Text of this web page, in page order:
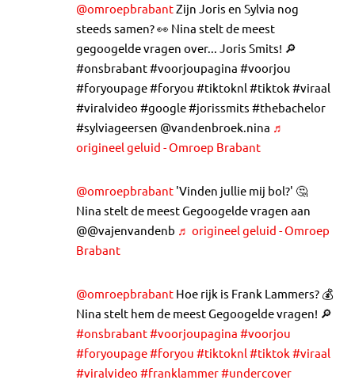
@omroepbrabantZijn Joris en Sylvia nog
steeds samen? 👀 Nina stelt de meest
gegoogelde vragen over... Joris Smits! 🔎
#onsbrabant #voorjoupagina #voorjou
#foryoupage #foryou #tiktoknl #tiktok #viraal
#viralvideo #google #jorissmits #thebachelor
#sylviageersen @vandenbroek.nina ♬
origineel geluid - Omroep Brabant
@omroepbrabant 'Vinden jullie mij bol?' 🤔
Nina stelt de meest Gegoogelde vragen aan
@@vajenvandenb ♬ origineel geluid - Omroep
Brabant
@omroepbrabant Hoe rijk is Frank Lammers? 💰
Nina stelt hem de meest Gegoogelde vragen! 🔎
#onsbrabant#voorjoupagina #voorjou
#foryoupage#foryou #tiktoknl #tiktok #viraal
#viralvideo #franklammer#undercover